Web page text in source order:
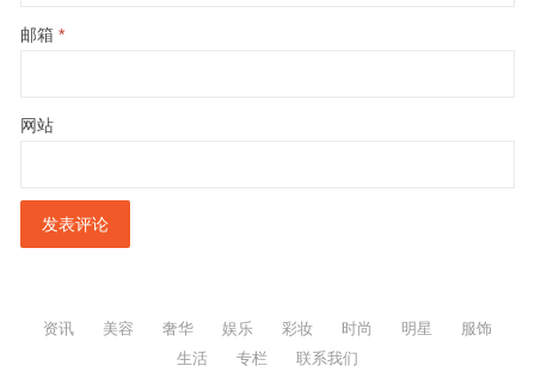
邮箱 *
网站
资讯 美容 奢华 娱乐 彩妆 时尚 明星
服饰
生活
专栏 联系我们